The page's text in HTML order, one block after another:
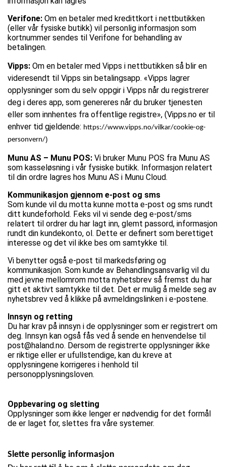
Verifone: Om en betaler med kredittkort i nettbutikken
(eller vår fysiske butikk) vil personlig informasjon som
kortnummer sendes til Verifone for behandling av
betalingen.
Vipps: Om en betaler med Vipps i nettbutikken så blir en
videresendt til Vipps sin betalingsapp. «Vipps lagrer
opplysninger som du selv oppgir i Vipps når du registrerer
deg i deres app, som genereres når du bruker tjenesten
eller som innhentes fra offentlige registre», (Vipps.no er til
enhver tid gjeldende: https://www.vipps.no/vilkar/cookie-og-
personvern/)
Munu AS – Munu POS: Vi bruker Munu POS fra Munu AS
som kasseløsning i vår fysiske butikk. Informasjon relatert
til din ordre lagres hos Munu AS i Munu Cloud.
Kommunikasjon gjennom e-post og sms
Som kunde vil du motta kunne motta e-post og sms rundt
ditt kundeforhold. F.eks vil vi sende deg e-post/sms
relatert til ordrer du har lagt inn, glemt passord, informasjon
rundt din kundekonto, ol. Dette er definert som berettiget
interesse og det vil ikke bes om samtykke til.
Vi benytter også e-post til markedsføring og
kommunikasjon. Som kunde av Behandlingsansvarlig vil du
med jevne mellomrom motta nyhetsbrev så fremst du har
gitt et aktivt samtykke til det. Det er mulig å melde seg av
nyhetsbrev ved å klikke på avmeldingslinken i e-postene.
Innsyn og retting
Du har krav på innsyn i de opplysninger som er registrert om
deg. Innsyn kan også fås ved å sende en henvendelse til
post@haland.no. Dersom de registrerte opplysninger ikke
er riktige eller er ufullstendige, kan du kreve at
opplysningene korrigeres i henhold til
personopplysningsloven.
Oppbevaring og sletting
Opplysninger som ikke lenger er nødvendig for det formål
de er laget for, slettes fra våre systemer.
Slette personlig informasjon